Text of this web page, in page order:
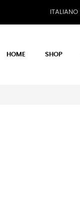
ITALIANO
HOME SHOP